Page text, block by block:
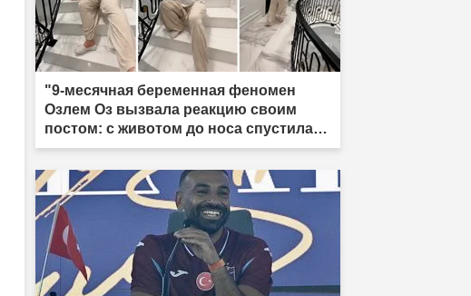
"9-месячная беременная феномен
Озлем Оз вызвала реакцию своим
постом: с животом до носа спустилась
по лестнице ползком."